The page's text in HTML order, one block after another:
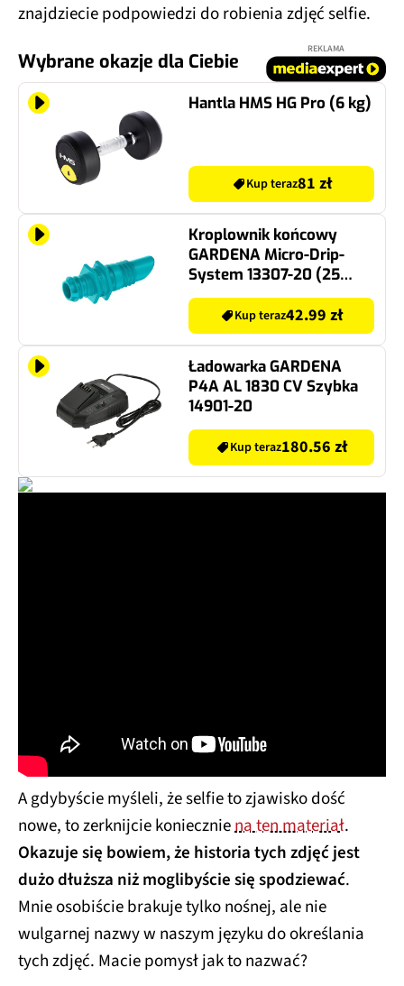
znajdziecie podpowiedzi do robienia zdjęć selfie.
Wybrane okazje dla Ciebie
REKLAMA
Hantla HMS HG Pro (6 kg)
Kup teraz81 zł
Kroplownik końcowy
GARDENA Micro-Drip-
System 13307-20 (25
szt.)
Kup teraz42.99 zł
Ładowarka GARDENA
P4A AL 1830 CV Szybka
14901-20
Kup teraz180.56 zł
A gdybyście myśleli, że selfie to zjawisko dość
nowe, to zerknijcie konieczniena ten materiał.
Okazuje się bowiem, że historia tych zdjęć jest
dużo dłuższa niż moglibyście się spodziewać.
Mnie osobiście brakuje tylko nośnej, ale nie
wulgarnej nazwy w naszym języku do określania
tych zdjęć. Macie pomysł jak to nazwać?